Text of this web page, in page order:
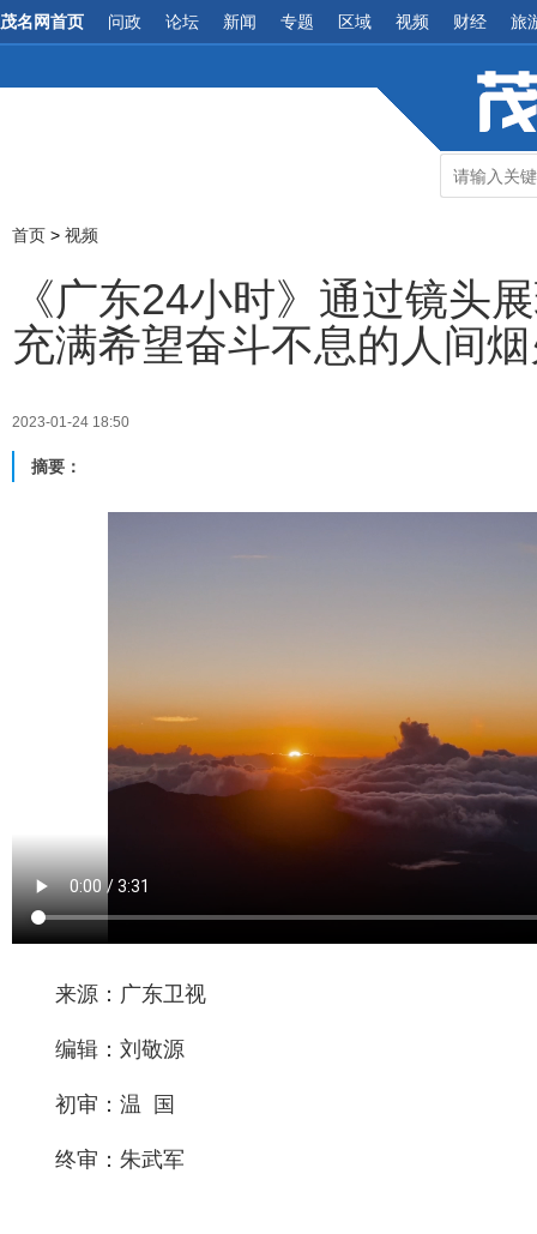
茂名网首页 问政 论坛 新闻 专题 区域 视频 财经 旅
首页 > 视频
《广东24小时》通过镜头
充满希望奋斗不息的人间
2023-01-24 18:50
摘要：
来源：广东卫视
编辑：刘敬源
初审：温 国
终审：朱武军